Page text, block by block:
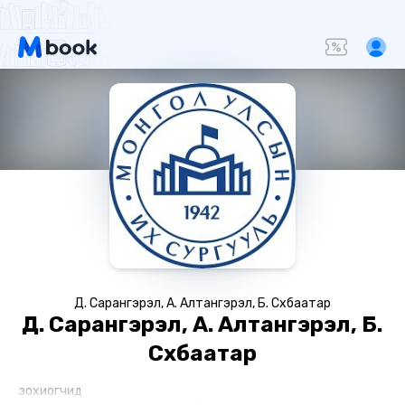
Д. Сарангэрэл, А. Алтангэрэл, Б. Сүхбаатар
Д. Сарангэрэл, А. Алтангэрэл, Б.
Сүхбаатар
зохиогчид